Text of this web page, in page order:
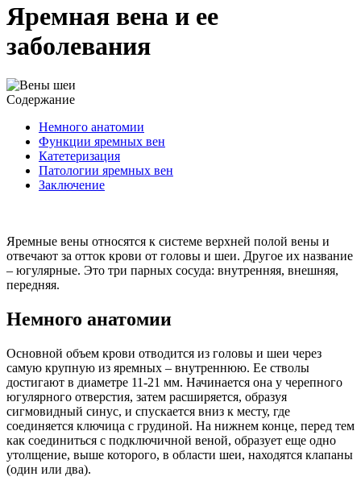
Яремная вена и ее
заболевания
Содержание
Немного анатомии
Функции яремных вен
Катетеризация
Патологии яремных вен
Заключение
Яремные вены относятся к системе верхней полой вены и
отвечают за отток крови от головы и шеи. Другое их название
– югулярные. Это три парных сосуда: внутренняя, внешняя,
передняя.
Немного анатомии
Основной объем крови отводится из головы и шеи через
самую крупную из яремных – внутреннюю. Ее стволы
достигают в диаметре 11-21 мм. Начинается она у черепного
югулярного отверстия, затем расширяется, образуя
сигмовидный синус, и спускается вниз к месту, где
соединяется ключица с грудиной. На нижнем конце, перед тем
как соединиться с подключичной веной, образует еще одно
утолщение, выше которого, в области шеи, находятся клапаны
(один или два).